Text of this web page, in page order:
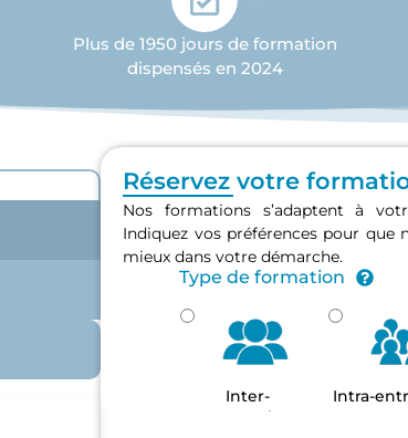
Plus de 1950 jours de formation
dispensés en 2024
Réservez votre
Nos formations s’adaptent à
Indiquez vos préférences pour que
mieux dans votre démarche.
Type de formation
Inter-
entreprise
Intra-